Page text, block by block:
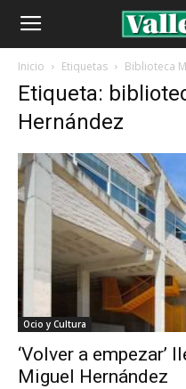
Inicio Etiquetas Biblioteca
Etiqueta:
Hernández
Ocio y Cultura
‘Volver a empezar’
Miguel Hernández